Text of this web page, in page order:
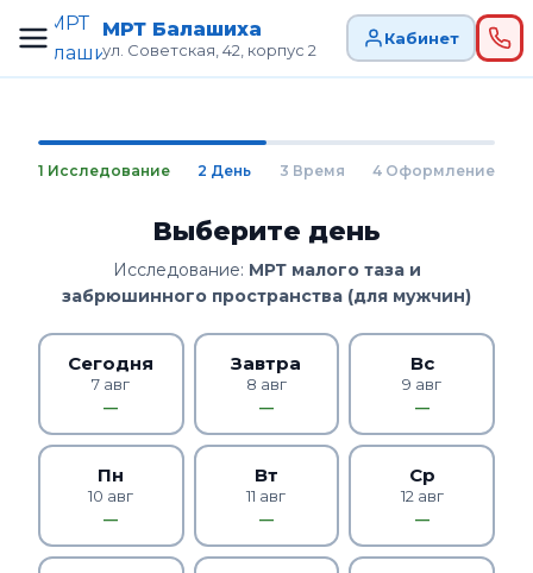
МРТ Балашиха
ул. Советская, 42, корпус 2
Кабинет
1 Исследование 2 День 3 Время 4 Оформление
Выберите день
Исследование: МРТ малого таза и
забрюшинного пространства (для мужчин)
Сегодня
7 авг
—
Завтра
8 авг
—
Вс
9 авг
—
Пн
10 авг
—
Вт
11 авг
—
Ср
12 авг
—